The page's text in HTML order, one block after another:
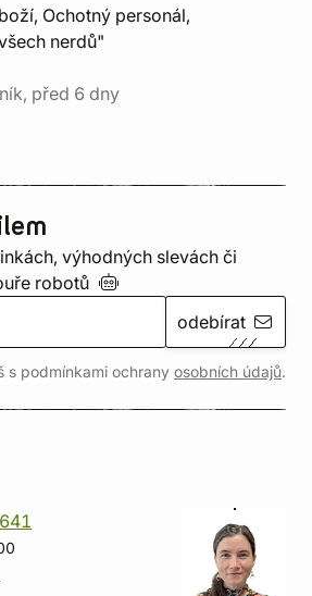
Ochotný personál,
nerdů"
před 6 dny
výhodných slevách či
robotů
odebírat
s podmínkami ochrany osobních údajů.